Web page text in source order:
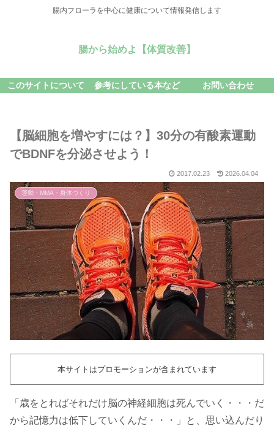
腸内フローラを中心に健康について情報発信します
腸から始めよ【体質改善】
このサイトについて 参考にしている本など お問い合わせ
【脳細胞を増やすには？】30分の有酸素運動
でBDNFを分泌させよう！
2017.02.23 2026.04.04
運動・MMA・身体づくり
本サイトはプロモーションが含まれています
「歳をとればそれだけ脳の神経細胞は死んでいく・・・だ
から記憶力は低下していくんだ・・・」と、思い込んだり